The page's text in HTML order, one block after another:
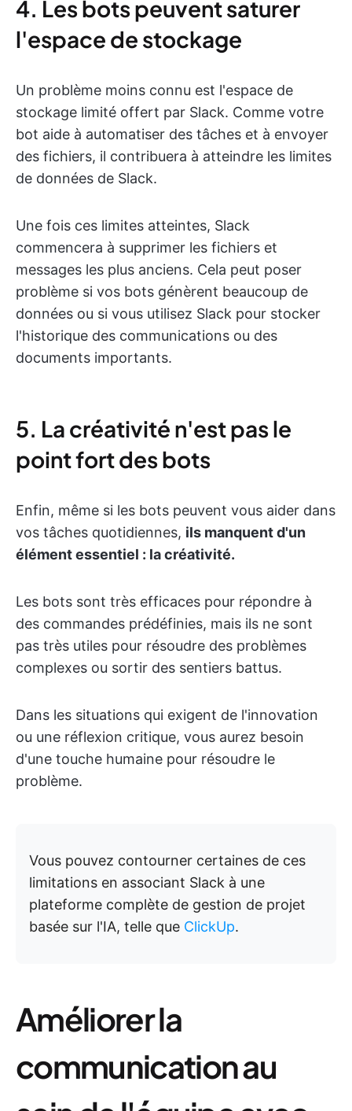
4. Les bots peuvent saturer
l'espace de stockage
Un problème moins connu est l'espace de
stockage limité offert par Slack. Comme votre
bot aide à automatiser des tâches et à envoyer
des fichiers, il contribuera à atteindre les limites
de données de Slack.
Une fois ces limites atteintes, Slack
commencera à supprimer les fichiers et
messages les plus anciens. Cela peut poser
problème si vos bots génèrent beaucoup de
données ou si vous utilisez Slack pour stocker
l'historique des communications ou des
documents importants.
5. La créativité n'est pas le
point fort des bots
Enfin, même si les bots peuvent vous aider dans
vos tâches quotidiennes, ils manquent d'un
élément essentiel : la créativité.
Les bots sont très efficaces pour répondre à
des commandes prédéfinies, mais ils ne sont
pas très utiles pour résoudre des problèmes
complexes ou sortir des sentiers battus.
Dans les situations qui exigent de l'innovation
ou une réflexion critique, vous aurez besoin
d'une touche humaine pour résoudre le
problème.
Vous pouvez contourner certaines de ces
limitations en associant Slack à une
plateforme complète de gestion de projet
basée sur l'IA, telle que ClickUp.
Améliorer la
communication au